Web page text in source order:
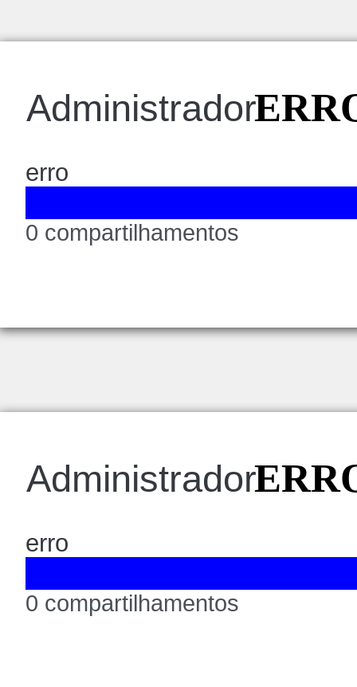
Administrador
erro
0 compartilhamentos
Administrador
erro
0 compartilhamentos